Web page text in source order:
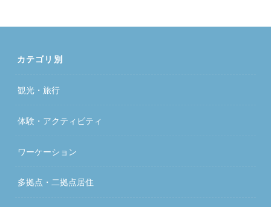
カテゴリ別
観光・旅行
体験・アクティビティ
ワーケーション
多拠点・二拠点居住